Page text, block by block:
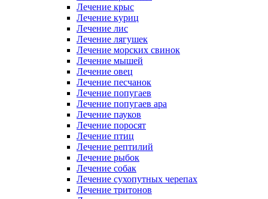
Лечение крыс
Лечение куриц
Лечение лис
Лечение лягушек
Лечение морских свинок
Лечение мышей
Лечение овец
Лечение песчанок
Лечение попугаев
Лечение попугаев ара
Лечение пауков
Лечение поросят
Лечение птиц
Лечение рептилий
Лечение рыбок
Лечение собак
Лечение сухопутных черепах
Лечение тритонов